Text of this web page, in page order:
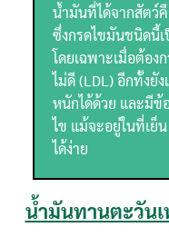
น้ำมันที่ได้จากสัตว์
ซึ่งกรดไขมันชนิดนี้
โดยเฉพาะเมื่อต้อง
ไม่ดี (LDL) อีกทั้งยั
หนักได้ด้วย และมีข้
ไข แม้จะอยู่ในที่เย็
ได้ง่าย
น้ำมันทานตะวัน